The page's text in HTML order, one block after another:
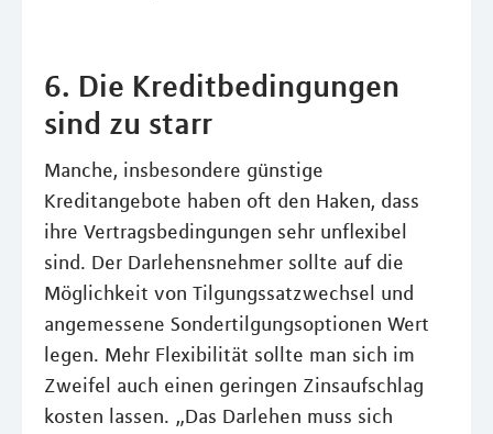
6. Die Kreditbedingungen
sind zu starr
Manche, insbesondere günstige
Kreditangebote haben oft den Haken, dass
ihre Vertragsbedingungen sehr unflexibel
sind. Der Darlehensnehmer sollte auf die
Möglichkeit von Tilgungssatzwechsel und
angemessene Sondertilgungsoptionen Wert
legen. Mehr Flexibilität sollte man sich im
Zweifel auch einen geringen Zinsaufschlag
kosten lassen. „Das Darlehen muss sich